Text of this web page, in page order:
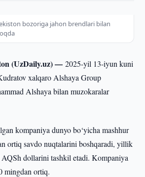
bozoriga jahon brendlari bilan
(UzDaily.uz) —2025-yil 13-iyun kuni
xalqaro Alshaya Group
Alshaya bilan muzokaralar
kompaniya dunyo bo‘yicha mashhur
ortiq savdo nuqtalarini boshqaradi, yillik
dollarini tashkil etadi. Kompaniya
mingdan ortiq.